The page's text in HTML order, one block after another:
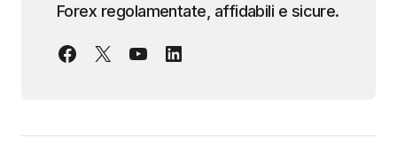
Forex regolamentate, affidabili e sicure.